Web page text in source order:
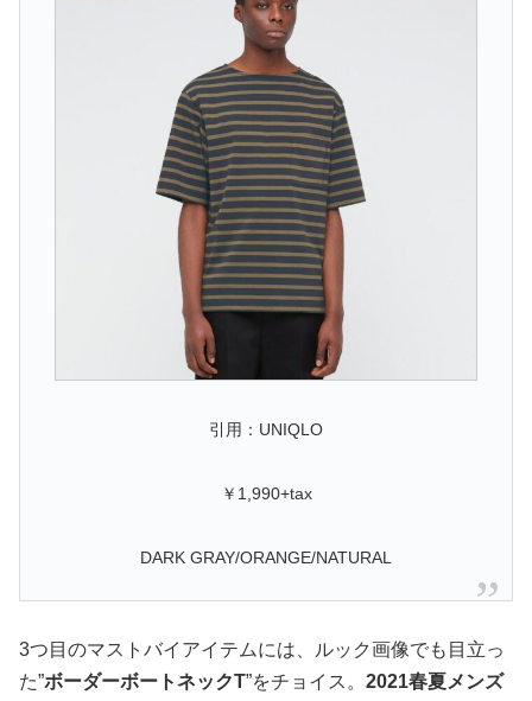
引用：UNIQLO
￥1,990+tax
DARK GRAY/ORANGE/NATURAL
3つ目のマストバイアイテムには、ルック画像でも目立っ
た”ボーダーボートネックT”をチョイス。 2021春夏メンズ